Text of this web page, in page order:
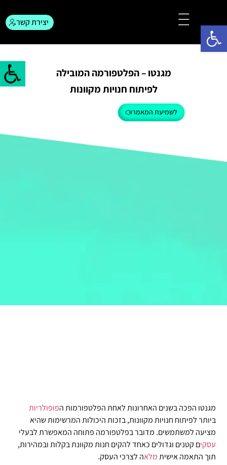
יצירת קשר
מגנטו – הפלטפורמה המובילה
לפיתוח חנויות מקוונות
לשמיעת המאמר
מגנטו הפכה בשנים האחרונות לאחת הפלטפורמות הפופולריות
ביותר לפיתוח חנויות מקוונות, בזכות היכולות המרשימות שהיא
מציעה למשתמשים. מדובר בפלטפורמה פתוחה המאפשרת לבעלי
עסקים קטנים וגדולים כאחד להקים חנות מקוונת בקלות ובמהירות,
תוך התאמה אישיתמלאה לצרכי העסק.
פתח סרגל נגישות